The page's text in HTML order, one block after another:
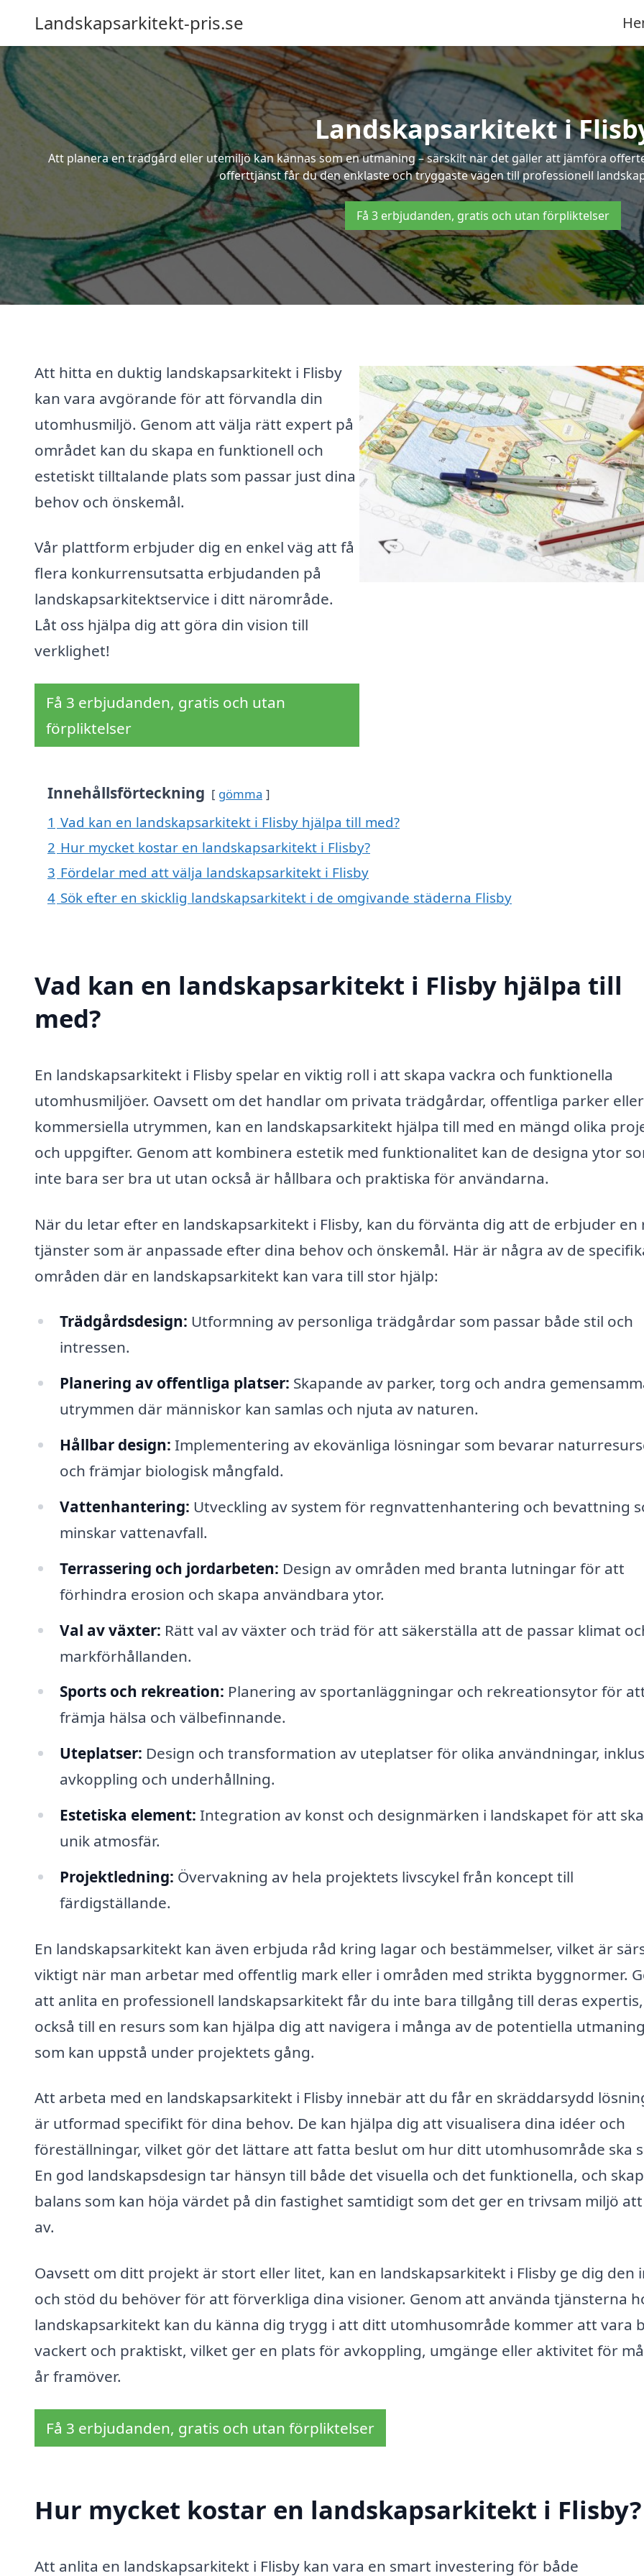
Landskapsarkitekt-pris.se
Landskapsarkitekt i
Att planera en trädgård eller utemiljö kan kännas som en utmaning – särskilt när det gäller att jämföra
offerttjänst får du den enklaste och tryggaste vägen till professionell
Få 3 erbjudanden, gratis och utan förpliktelser
Att hitta en duktig landskapsarkitekt i Flisby
kan vara avgörande för att förvandla din
utomhusmiljö. Genom att välja rätt expert på
området kan du skapa en funktionell och
estetiskt tilltalande plats som passar just dina
behov och önskemål.
Vår plattform erbjuder dig en enkel väg att få
flera konkurrensutsatta erbjudanden på
landskapsarkitektservice i ditt närområde.
Låt oss hjälpa dig att göra din vision till
verklighet!
Få 3 erbjudanden, gratis och utan
förpliktelser
Innehållsförteckning gömma
1 Vad kan en landskapsarkitekt i Flisby hjälpa till med?
2 Hur mycket kostar en landskapsarkitekt i Flisby?
3 Fördelar med att välja landskapsarkitekt i Flisby
4 Sök efter en skicklig landskapsarkitekt i de omgivande städerna Flisby
Vad kan en landskapsarkitekt i Flisby hjälpa till
med?
En landskapsarkitekt i Flisby spelar en viktig roll i att skapa vackra och funktionella
utomhusmiljöer. Oavsett om det handlar om privata trädgårdar, offentliga parker eller
kommersiella utrymmen, kan en landskapsarkitekt hjälpa till med en mängd olika
och uppgifter. Genom att kombinera estetik med funktionalitet kan de designa ytor
inte bara ser bra ut utan också är hållbara och praktiska för användarna.
När du letar efter en landskapsarkitekt i Flisby, kan du förvänta dig att de erbjuder en
tjänster som är anpassade efter dina behov och önskemål. Här är några av de
områden där en landskapsarkitekt kan vara till stor hjälp:
Trädgårdsdesign: Utformning av personliga trädgårdar som passar både stil och
intressen.
Planering av offentliga platser: Skapande av parker, torg och andra
utrymmen där människor kan samlas och njuta av naturen.
Hållbar design: Implementering av ekovänliga lösningar som bevarar
och främjar biologisk mångfald.
Vattenhantering: Utveckling av system för regnvattenhantering och bevattning
minskar vattenavfall.
Terrassering och jordarbeten: Design av områden med branta lutningar för att
förhindra erosion och skapa användbara ytor.
Val av växter: Rätt val av växter och träd för att säkerställa att de passar klimat
markförhållanden.
Sports och rekreation: Planering av sportanläggningar och rekreationsytor för
främja hälsa och välbefinnande.
Uteplatser: Design och transformation av uteplatser för olika användningar,
avkoppling och underhållning.
Estetiska element: Integration av konst och designmärken i landskapet för att
unik atmosfär.
Projektledning: Övervakning av hela projektets livscykel från koncept till
färdigställande.
En landskapsarkitekt kan även erbjuda råd kring lagar och bestämmelser, vilket är
viktigt när man arbetar med offentlig mark eller i områden med strikta byggnormer.
att anlita en professionell landskapsarkitekt får du inte bara tillgång till deras
också till en resurs som kan hjälpa dig att navigera i många av de potentiella
som kan uppstå under projektets gång.
Att arbeta med en landskapsarkitekt i Flisby innebär att du får en skräddarsydd
är utformad specifikt för dina behov. De kan hjälpa dig att visualisera dina idéer och
föreställningar, vilket gör det lättare att fatta beslut om hur ditt utomhusområde ska
En god landskapsdesign tar hänsyn till både det visuella och det funktionella, och
balans som kan höja värdet på din fastighet samtidigt som det ger en trivsam miljö
av.
Oavsett om ditt projekt är stort eller litet, kan en landskapsarkitekt i Flisby ge dig den
och stöd du behöver för att förverkliga dina visioner. Genom att använda tjänsterna
landskapsarkitekt kan du känna dig trygg i att ditt utomhusområde kommer att vara
vackert och praktiskt, vilket ger en plats för avkoppling, umgänge eller aktivitet för
år framöver.
Få 3 erbjudanden, gratis och utan förpliktelser
Hur mycket kostar en landskapsarkitekt i Flisby?
Att anlita en landskapsarkitekt i Flisby kan vara en smart investering för både